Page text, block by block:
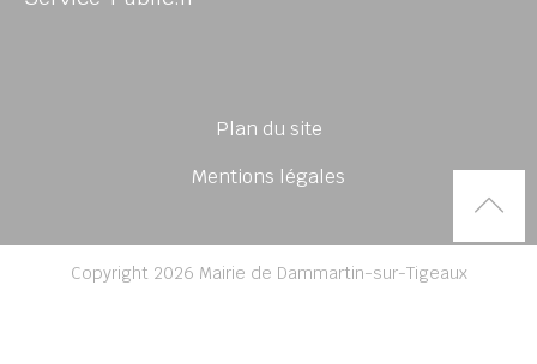
Plan du site
Mentions légales
Copyright 2026 Mairie de Dammartin-sur-Tigeaux